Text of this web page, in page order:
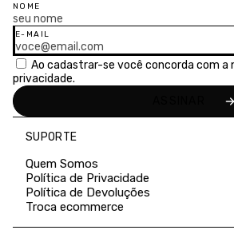
NOME
E-MAIL
Ao cadastrar-se você concorda com a
privacidade.
SUPORTE
Quem Somos
Política de Privacidade
Política de Devoluções
Troca ecommerce